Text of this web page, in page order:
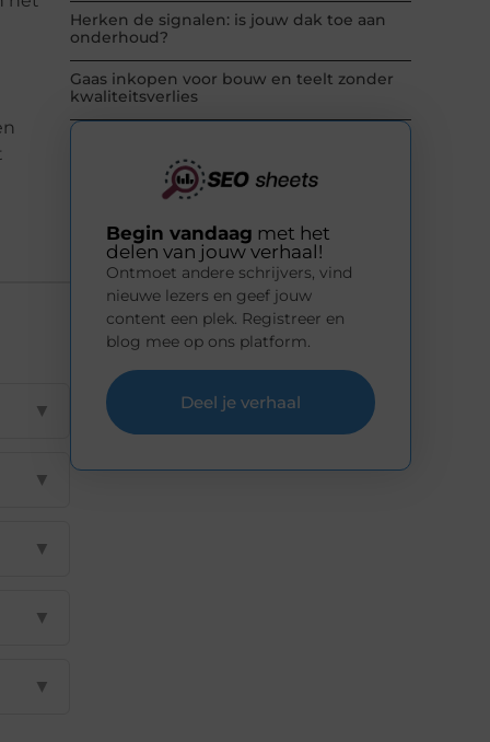
▼
▼
▼
▼
▼
Herken de signalen: is jouw dak toe aan
onderhoud?
Gaas inkopen voor bouw en teelt zonder
kwaliteitsverlies
Begin vandaag met het
delen van jouw verhaal!
Ontmoet andere schrijvers, vind
nieuwe lezers en geef jouw
content een plek. Registreer en
blog mee op ons platform.
Deel je verhaal